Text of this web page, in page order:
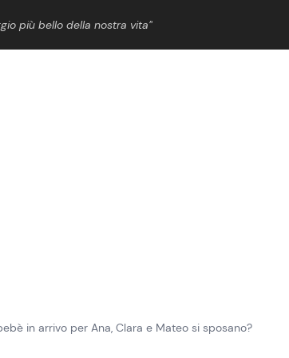
più bello della nostra vita”
in arrivo per Ana, Clara e Mateo si sposano?